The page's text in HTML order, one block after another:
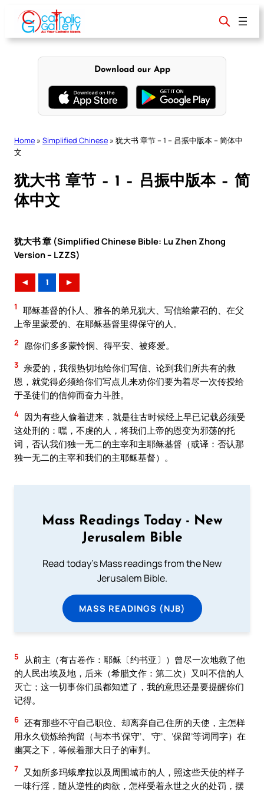
content
Download our App
Home » Simplified Chinese » 犹大书 章节 – 1 – 吕振中版本 – 简体中
文
犹大书 章节 – 1 – 吕振中版本 – 简
体中文
犹大书 章 (Simplified Chinese Bible: Lu Zhen Zhong
Version – LZZS)
◄ 1 ►
1
耶稣基督的仆人、雅各的弟兄犹大、写信给蒙召的、在父
上帝里蒙爱的、在耶稣基督里得保守的人。
2 愿你们多多蒙怜悯、得平安、被疼爱。
3 亲爱的，我很热切地给你们写信、论到我们所共有的救
恩，就觉得必须给你们写点儿来劝你们要为着尽一次传授给
于圣徒们的信仰而奋力斗胜。
4 因为有些人偷着进来，就是往古时候经上早已记载必须受
这处刑的：嘿，不虔的人，将我们上帝的恩变为邪荡的托
词，否认我们独一无二的主宰和主耶稣基督（或译：否认那
独一无二的主宰和我们的主耶稣基督）。
Mass Readings Today - New
Jerusalem Bible
Read today's Mass readings from the New
Jerusalem Bible.
MASS READINGS (NJB)
5
从前主（有古卷作：耶稣〔约书亚〕）曾尽一次地救了他
的人民出埃及地，后来（希腊文作：第二次）又叫不信的人
灭亡；这一切事你们虽都知道了，我的意思还是要提醒你们
记得。
6 还有那些不守自己职位、却离弃自己住所的天使，主怎样
用永久锁炼给拘留（与本书‘保守’、‘守’、‘保留’等词同字）在
幽冥之下，等候着那大日子的审判。
7
又如所多玛蛾摩拉以及周围城市的人，照这些天使的样子
一味行淫，随从逆性的肉欲，怎样受着永世之火的处罚，摆